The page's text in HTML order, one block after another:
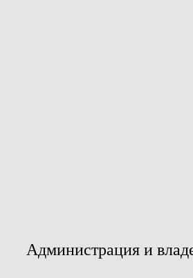
Администрация и